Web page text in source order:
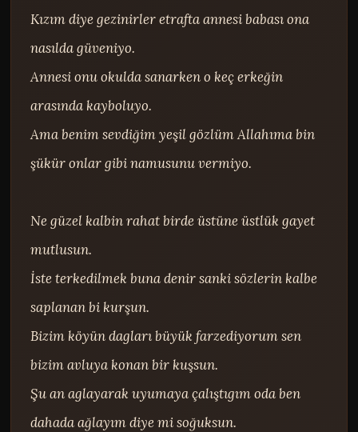
Kızım diye gezinirler etrafta annesi babası ona
nasılda güveniyo.
Annesi onu okulda sanarken o keç erkeğin
arasında kayboluyo.
Ama benim sevdiğim yeşil gözlüm Allahıma bin
şükür onlar gibi namusunu vermiyo.
Ne güzel kalbin rahat birde üstüne üstlük gayet
mutlusun.
İste terkedilmek buna denir sanki sözlerin kalbe
saplanan bi kurşun.
Bizim köyün dagları büyük farzediyorum sen
bizim avluya konan bir kuşsun.
Şu an aglayarak uyumaya çalıştıgım oda ben
dahada ağlayım diye mi soğuksun.